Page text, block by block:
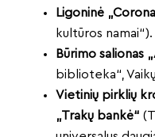
Ligoninė
kultūros namai“).
Būrimo salionas
biblioteka“,
Vietinių pirklių
„Trakų bankė“